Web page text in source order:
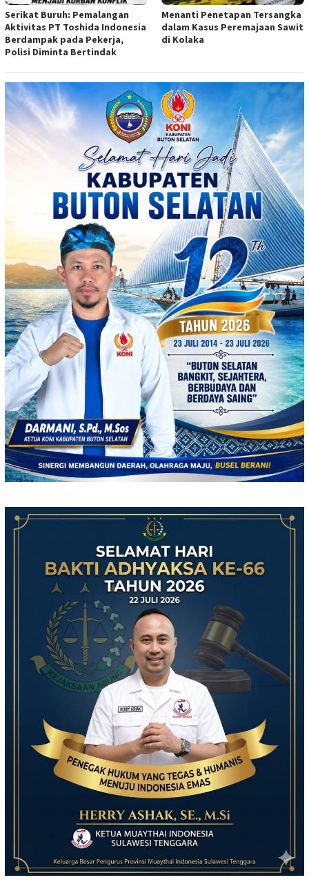
Serikat Buruh: Pemalangan
Aktivitas PT Toshida Indonesia
Berdampak pada Pekerja,
Polisi Diminta Bertindak
Menanti Penetapan Tersangka
dalam Kasus Peremajaan Sawit
di Kolaka